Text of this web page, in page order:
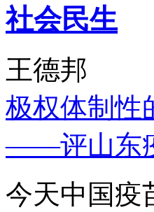
社会民生
王德邦
极权体制性
——评山东
今天中国疫